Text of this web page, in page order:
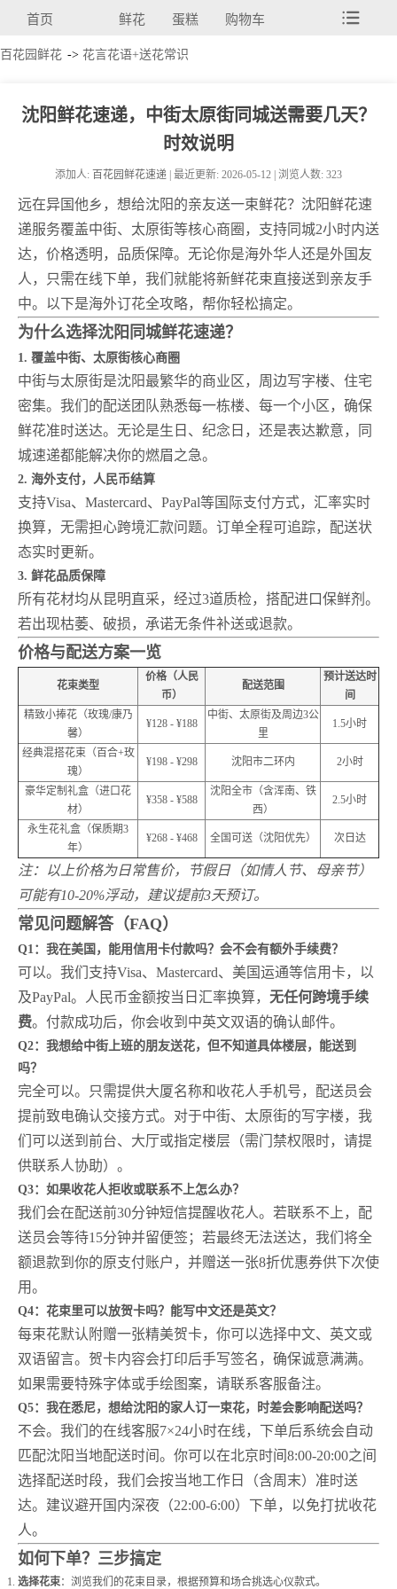
首页 鲜花 蛋糕 购物车
百花园鲜花 -> 花言花语+送花常识
沈阳鲜花速递，中街太原街同城送需要几天？
时效说明
添加人: 百花园鲜花速递 | 最近更新: 2026-05-12 | 浏览人数: 323
远在异国他乡，想给沈阳的亲友送一束鲜花？沈阳鲜花速
递服务覆盖中街、太原街等核心商圈，支持同城2小时内送
达，价格透明，品质保障。无论你是海外华人还是外国友
人，只需在线下单，我们就能将新鲜花束直接送到亲友手
中。以下是海外订花全攻略，帮你轻松搞定。
为什么选择沈阳同城鲜花速递？
1. 覆盖中街、太原街核心商圈
中街与太原街是沈阳最繁华的商业区，周边写字楼、住宅
密集。我们的配送团队熟悉每一栋楼、每一个小区，确保
鲜花准时送达。无论是生日、纪念日，还是表达歉意，同
城速递都能解决你的燃眉之急。
2. 海外支付，人民币结算
支持Visa、Mastercard、PayPal等国际支付方式，汇率实时
换算，无需担心跨境汇款问题。订单全程可追踪，配送状
态实时更新。
3. 鲜花品质保障
所有花材均从昆明直采，经过3道质检，搭配进口保鲜剂。
若出现枯萎、破损，承诺无条件补送或退款。
价格与配送方案一览
花束类型
价格（人民
币）
配送范围
预计送达时
间
精致小捧花（玫瑰/康乃
馨）
¥128 - ¥188
中街、太原街及周边3公
里
1.5小时
经典混搭花束（百合+玫
瑰）
¥198 - ¥298 沈阳市二环内 2小时
豪华定制礼盒（进口花
材）
¥358 - ¥588
沈阳全市（含浑南、铁
西）
2.5小时
永生花礼盒（保质期3
年）
¥268 - ¥468 全国可送（沈阳优先） 次日达
注：以上价格为日常售价，节假日（如情人节、母亲节）
可能有10-20%浮动，建议提前3天预订。
常见问题解答（FAQ）
Q1：我在美国，能用信用卡付款吗？会不会有额外手续费？
可以。我们支持Visa、Mastercard、美国运通等信用卡，以
及PayPal。人民币金额按当日汇率换算， 无任何跨境手续
费。付款成功后，你会收到中英文双语的确认邮件。
Q2：我想给中街上班的朋友送花，但不知道具体楼层，能送到
吗？
完全可以。只需提供大厦名称和收花人手机号，配送员会
提前致电确认交接方式。对于中街、太原街的写字楼，我
们可以送到前台、大厅或指定楼层（需门禁权限时，请提
供联系人协助）。
Q3：如果收花人拒收或联系不上怎么办？
我们会在配送前30分钟短信提醒收花人。若联系不上，配
送员会等待15分钟并留便签；若最终无法送达，我们将全
额退款到你的原支付账户，并赠送一张8折优惠券供下次使
用。
Q4：花束里可以放贺卡吗？能写中文还是英文？
每束花默认附赠一张精美贺卡，你可以选择中文、英文或
双语留言。贺卡内容会打印后手写签名，确保诚意满满。
如果需要特殊字体或手绘图案，请联系客服备注。
Q5：我在悉尼，想给沈阳的家人订一束花，时差会影响配送吗？
不会。我们的在线客服7×24小时在线，下单后系统会自动
匹配沈阳当地配送时间。你可以在北京时间8:00-20:00之间
选择配送时段，我们会按当地工作日（含周末）准时送
达。建议避开国内深夜（22:00-6:00）下单，以免打扰收花
人。
如何下单？三步搞定
选择花束：浏览我们的花束目录，根据预算和场合挑选心仪款式。